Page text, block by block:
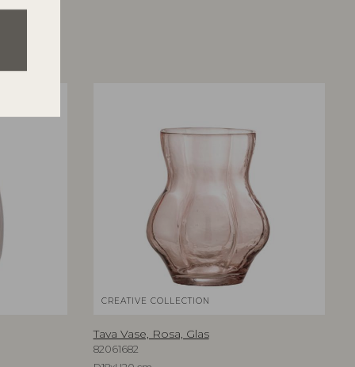
CREATIVE COLLECTION
Tava Vase, Rosa, Glas
82061682